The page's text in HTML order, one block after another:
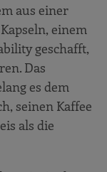
aus einer
einem
geschafft,
Das
es dem
seinen Kaffee
als die